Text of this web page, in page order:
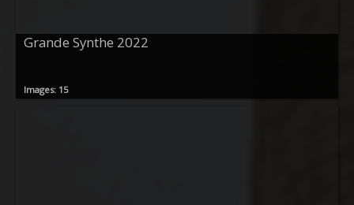
Grande Synthe 2022
Images: 15